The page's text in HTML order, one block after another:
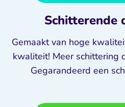
Schitterende
Gemaakt van hoge
kwaliteit! Meer schittering
Gegarandeerd een